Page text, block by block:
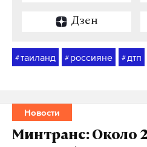
Дзен
#таиланд # россияне # дтп
Новости
Минтранс: Около